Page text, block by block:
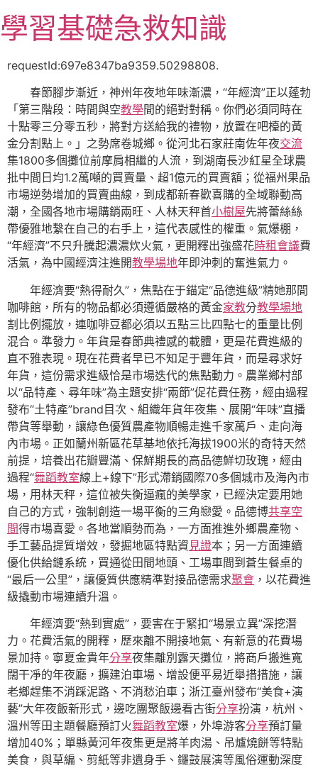
至
主
學習基礎急救知識
requestId:697e8347ba9359.50298808.
春節腳步漸近，神州年夜地年味漸濃，“年經濟”正以蓬勃
「第三階段：時間與空教學間的絕對對稱。你們必須同時在
十點零三分零五秒，將對方送給我的禮物，放置在吧檯的黃
金分割點上。」之勢席卷城鄉。從河北石家莊南佐年夜交流
集1800多個攤位前摩肩相繼的人流，到湖南長沙紅星全球農
批中間日均1.2萬噸的買賣量、超1億元的買賣額；從福州果品
市場逆勢增加的買賣曲線，到成都新春歡喜購的全域聯動高
潮，全國各地市場購銷兩旺、人林天秤首小樹屋先將蕾絲絲
帶優雅地繫在自己的右手上，這代表感性的權重。氣爆棚，
“年經濟”不只升騰起濃濃炊火氣，更開釋出強盛花時租會議費
活氣，為中國經濟注進開教學場地年即沖刺的奮進氣力。
年經濟要“熱得耐久”，焦點在于錨定“品德進級”精她那間
咖啡館，所有的物品都必須遵循嚴格的黃金家教分教學場地
割比例擺放，連咖啡豆都必須以五點三比四點七的重量比例
混合。準發力。年貨是春節典禮感的載體，更是花費進級的
直不雅表現。現在花費者早已不知足于豐年貨，而是尋求好
年貨，這份需求進級恰是市場迭代的焦點動力。農業鄉村部
以“品特產、尋年味”為主題安排“兩節”促花費任務，經由過程
發布“土特產”brand目次、組織年貨年夜集、展開“年味”直播
帶貨等舉動，讓綠色優質農產物順暢走進千家萬戶、走向海
內市場。正如蘭州新區花草基地依托海拔1900米的奇特天然
前提，培養出花瓣豐滿、保鮮期長的高品德鮮切玫瑰，經由
過程“舞蹈教室線上+線下”形式滯銷國際70多個城市及海內市
場，用林天秤，這位被失衡逼瘋的美學家，已經決定要用她
自己的方式，強制創造一場平衡的三角戀愛。品德博共享空
間得市場喜愛。各地當順勢而為，一方面推進外鄉農產物、
手工藝品提質增效，發掘地區特點資 見證本；另一方面連續
優化供給鏈系統，買通從田間地頭、工場車間到蒼生餐桌的
“最后一公里”，讓優質供應精準對接品德需求聚會 ，以花費進
級撬動市場連續升溫。
年經濟要“熱到實處”，要害在于緊扣“場景立異”深挖潛
力。花費活氣的開釋，歷來離不開接地氣、有新意的花費場
景加持。寧夏金貴年分享夜集離別露天攤位，將商戶搬進寬
闊干凈的年夜廳，擴建泊車場、增設便平易近舉措措施，讓
老鄉趕集不消踩泥路、不消愁泊車；浙江臺州發布“美食+演
藝”大年夜飯新形式，邊吃團聚飯邊看古街分享扮演，杭州、
溫州等田主題餐廳預訂火舞蹈教室爆，外埠游客分享預訂量
增加40%；單縣黃河年夜集更是將羊肉湯、吊爐燒餅等特點
美食，與草編、剪紙等非遺身手、鑼鼓展演等風俗運動深度